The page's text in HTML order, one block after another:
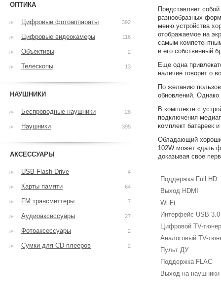
Представляет
разнообразных
меню устройства
отображаемое на
самым
и его собственный
Еще одна
наличие говорит о
По желанию
обновлений.
В комплекте с
подключения
комплект батареек
Обладающий
102W может «дать
доказывая свое
Поддержка Full HD
Выход HDMI
Wi-Fi
Интерфейс USB 3.0
Цифровой TV-тюнер
Аналоговый TV-
Пульт ДУ
Поддержка FLAC
Выход на наушники
ОПТИКА
Цифровые фотоаппараты 392
Цифровые видеокамеры 116
Объективы 2
Телескопы 13
НАУШНИКИ
Беспроводные наушники 28
Наушники 395
АКСЕССУАРЫ
USB Flash Drive 4
Карты памяти 64
FM трансмиттеры 7
Аудиоаксессуары 27
Фотоаксессуары 2
Сумки для CD плееров 2